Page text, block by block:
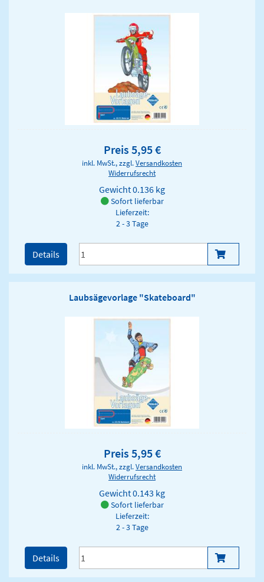
Preis 5,95 €
inkl. MwSt., zzgl.Versandkosten
Widerrufsrecht
Gewicht0.136 kg
Sofort lieferbar
Lieferzeit:
2 - 3 Tage
Details
Laubsägevorlage "Skateboard"
Preis 5,95 €
inkl. MwSt., zzgl.Versandkosten
Widerrufsrecht
Gewicht0.143 kg
Sofort lieferbar
Lieferzeit:
2 - 3 Tage
Details